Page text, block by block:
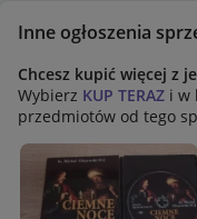
Inne ogłoszenia
Chcesz kupić więcej z
Wybierz KUP TERAZ i w
przedmiotów od tego